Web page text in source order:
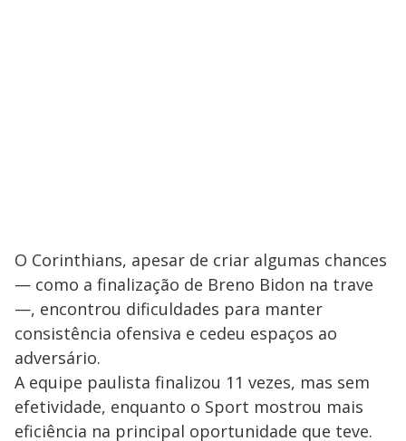
O Corinthians, apesar de criar algumas chances
— como a finalização de Breno Bidon na trave
—, encontrou dificuldades para manter
consistência ofensiva e cedeu espaços ao
adversário.
A equipe paulista finalizou 11 vezes, mas sem
efetividade, enquanto o Sport mostrou mais
eficiência na principal oportunidade que teve.